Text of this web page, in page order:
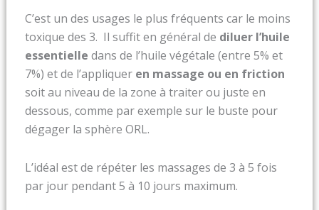
C’est un des usages le plus fréquents car le moins
toxique des 3. Il suffit en général de diluer l’huile
essentielle dans de l’huile végétale (entre 5% et
7%) et de l’appliquer en massage ou en friction
soit au niveau de la zone à traiter ou juste en
dessous, comme par exemple sur le buste pour
dégager la sphère ORL.
L’idéal est de répéter les massages de 3 à 5 fois
par jour pendant 5 à 10 jours maximum.